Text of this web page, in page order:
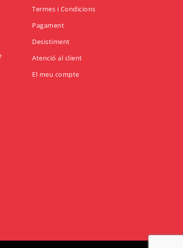
Termes i Condicions
Pagament
Desistiment
Atenció al client
El meu compte